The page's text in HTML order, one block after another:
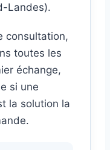
Landes).
consultation,
toutes les
échange,
si une
la solution la